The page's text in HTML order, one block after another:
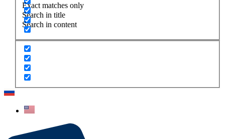
Exact matches only
Search in title
Search in content